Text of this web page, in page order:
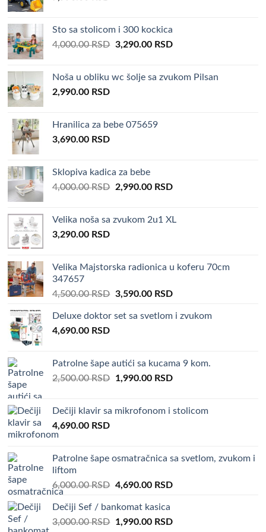
Njihalica za bebu kupujemprodajem
Babypro opremu možete pronaći oglašenu i na drugim
za bebu na sajtu kupujem prodajem. Njihalice za bebe
kupujemprodajem.
Aksa njihalica
Aksa njihalica je još jedan od Babypro modela koji pružaju
udobnost i bezbednost Vašim mališanima. Pogledajte
njihalica model ovde.
Aksa njihalice su još jedan od Babypro modela koji pružaju
udobnost i bezbednost Vašim mališanima. Pogledajte aksa
njihalice model ovde.
Elektricna njihalica za bebe
Elektricna njihalica za bebuomogućavaju nekoliko različitih
funkcija koje obogaćuju ovaj proizvod i pružaju Vašim
mališanima dodatnu zabavu i udobnost.
Njihalice za decu
Njihalice za decu su proizvod koji Vaše dete neće ostaviti
ravnodušnim, a Vama će pružiti tako neophodne momente
predaha.
Njihalica za decu
Njihalica za decu često ima vibracioni i muzički režim rada,
koji omogućavaju da se dete relaksira i umiri slušajući
opuštajuću muziku.
Sto sa stolicom i 300 kockica
4,000.00RSD Original
4,000.00 RSD.
3,290.00 RSDCurrent
3,290.00 RSD.
Noša u obliku wc šolje sa zvukom Pilsan
2,990.00 RSD
Hranilica za bebe 075659
3,690.00 RSD
Sklopiva kadica za bebe
4,000.00RSD Original
4,000.00 RSD.
2,990.00 RSDCurrent
2,990.00 RSD.
Velika noša sa zvukom 2u1 XL
3,290.00 RSD
Velika Majstorska radionica u koferu 70cm
347657
4,500.00RSD Original
was:
3,590.00 RSDCurrent
is:
Deluxe doktor set sa svetlom i zvukom
4,690.00 RSD
Patrolne šape autići sa kucama 9 kom.
2,500.00RSD Original
2,500.00 RSD.
1,990.00 RSDCurrent
1,990.00 RSD.
Dečiji klavir sa mikrofonom i stolicom
4,690.00 RSD
Patrolne šape osmatračnica sa svetlom, zvukom i
liftom
6,000.00RSD Original
was:
6,000.00 RSD.
4,690.00 RSDCurrent
4,690.00 RSD.
Dečiji Sef / bankomat kasica
3,000.00RSD Original
1,990.00 RSDCurrent